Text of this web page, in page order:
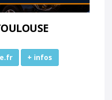
+ infos